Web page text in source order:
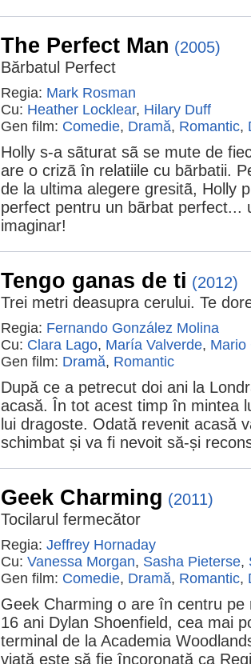
The Perfect Man (2005)
Bărbatul Perfect
Regia: Mark Rosman
Cu: Heather Locklear, Hilary Duff
Gen film: Comedie, Dramă, Romantic,
Holly s-a sãturat sã se mute de
are o crizã în relatiile cu bãrbatii.
de la ultima alegere gresitã, Holly
perfect pentru un bãrbat perfect...
imaginar!
Tengo ganas de ti (2012)
Trei metri deasupra cerului. Te
Regia: Fernando González Molina
Cu: Clara Lago, María Valverde, Mario
Gen film: Dramă, Romantic
După ce a petrecut doi ani la
acasă. În tot acest timp în mintea
lui dragoste. Odată revenit acasă
schimbat și va fi nevoit să-și
Geek Charming (2011)
Tocilarul fermecător
Regia: Jeffrey Hornaday
Cu: Vanessa Morgan, Sasha Pieterse,
Gen film: Comedie, Dramă, Romantic,
Geek Charming o are în centru
16 ani Dylan Shoenfield, cea mai
terminal de la Academia
viaţă este să fie încoronată ca